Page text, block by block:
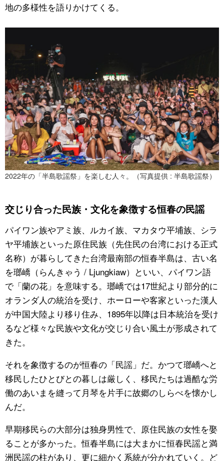
地の多様性を語りかけてくる。
2022年の「半島歌謡祭」を楽しむ人々。（写真提供 : 半島歌謡祭）
交じり合った民族・文化を象徴する恒春の民謡
パイワン族やアミ族、ルカイ族、マカタウ平埔族、シラ
ヤ平埔族といった原住民族（先住民の台湾における正式
名称）が暮らしてきた台湾最南部の恒春半島は、古い名
を瑯嶠（らんきゃう / Ljungkiaw）といい、パイワン語
で「蘭の花」を意味する。瑯嶠では17世紀より部分的に
オランダ人の統治を受け、ホーローや客家といった漢人
が中国大陸より移り住み、1895年以降は日本統治を受け
るなど様々な民族や文化が交じり合い風土が形成されて
きた。
それを象徴するのが恒春の「民謡」だ。かつて瑯嶠へと
移民したひとびとの暮しは厳しく、移民たちは過酷な労
働のあいまを縫って月琴を片手に故郷のしらべを懐かし
んだ。
早期移民らの大部分は独身男性で、原住民族の女性を娶
ることが多かった。恒春半島には大まかに恒春民謡と満
洲民謡の柱があり、更に細かく系統が分かれていく。ど